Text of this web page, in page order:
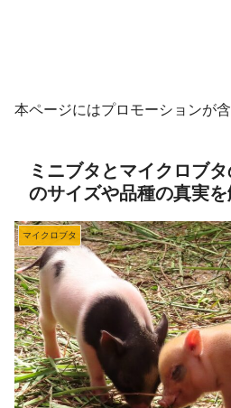
本ページにはプロモーションが含
ミニブタとマイクロブ
のサイズや品種の真実
マイクロブタ